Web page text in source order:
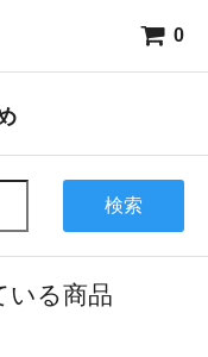
0
検索
いる商品